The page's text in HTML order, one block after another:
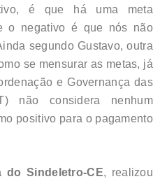
é que há uma meta
o negativo é que nós não
segundo Gustavo, outra
se mensurar as metas, já
e Governança das
não considera nenhum
positivo para o pagamento
do Sindeletro-CE, realizou